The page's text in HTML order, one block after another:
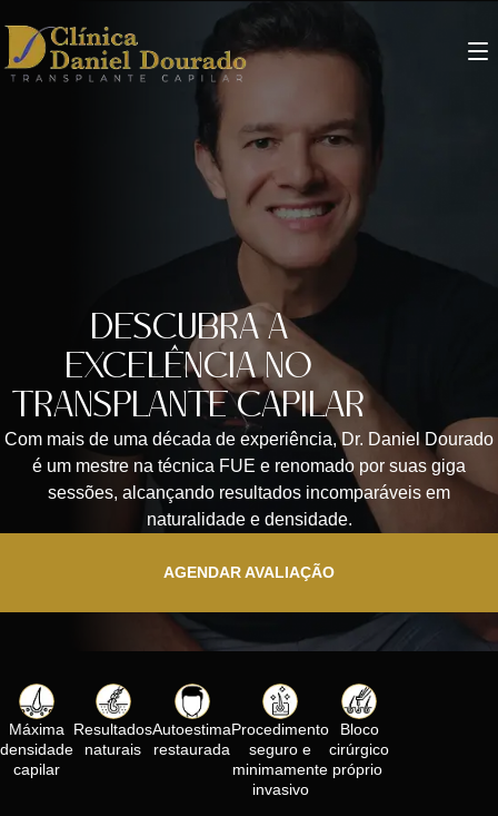
DESCUBRA A
EXCELÊNCIA NO
TRANSPLANTE CAPILAR
Com mais de uma década de experiência, Dr. Daniel Dourado
é um mestre na técnica FUE e renomado por suas giga
sessões, alcançando resultados incomparáveis em
naturalidade e densidade.
AGENDAR AVALIAÇÃO
Máxima
densidade
capilar
Resultados
naturais​
Autoestima
restaurada
Procedimento
seguro e
minimamente
invasivo​
Bloco
cirúrgico
próprio